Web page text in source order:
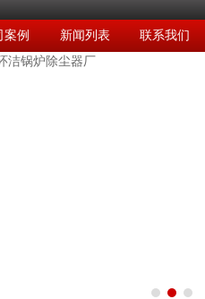
案例 新闻列表 联系我们